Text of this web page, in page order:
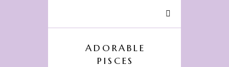
ADORABLE
PISCES